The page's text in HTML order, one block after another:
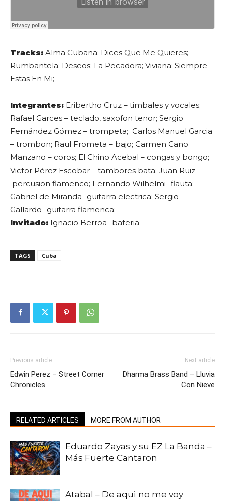
Tracks: Alma Cubana; Dices Que Me Quieres;
Rumbantela; Deseos; La Pecadora; Viviana; Siempre
Estas En Mi;
Integrantes: Eribertho Cruz – timbales y vocales;
Rafael Garces – teclado, saxofon tenor; Sergio
Fernández Gómez – trompeta; Carlos Manuel Garcia
– trombon; Raul Frometa – bajo; Carmen Cano
Manzano – coros; El Chino Acebal – congas y bongo;
Victor Pérez Escobar – tambores bata; Juan Ruiz –
percusion flamenco; Fernando Wilhelmi- flauta;
Gabriel de Miranda- guitarra electrica; Sergio
Gallardo- guitarra flamenca;
Invitado: Ignacio Berroa- bateria
TAGS Cuba
Previous article
Edwin Perez – Street Corner
Chronicles
Next article
Dharma Brass Band – Lluvia
Con Nieve
RELATED ARTICLES MORE FROM AUTHOR
Eduardo Zayas y su EZ La Banda –
Más Fuerte Cantaron
Atabal – De aquì no me voy